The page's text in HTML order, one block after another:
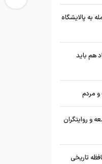
به پالایشگاه
هم باید
و مردم
و روایتگران
تاریخی